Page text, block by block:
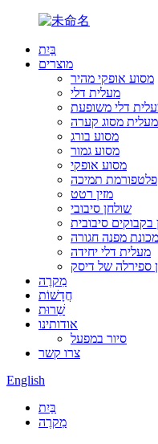
בַּיִת
מוצרים
מסוע אופקי מהיר
מעלית דלי
דלי משופעת
מעלית מסוג קערה
מסוע בורג
מסוע גמור
מסוע אופקי
פלטפורמת תמיכה
מזין רטט
שולחן סיבובי
בקבוקים סיבובית
מכונת מפנה חגורה
מעלית דלי יחידה
ספירלה של דיסק
מִקרֶה
חֲדָשׁוֹת
שֵׁרוּת
אודותינו
סיור במפעל
צרו קשר
English
בַּיִת
מִקרֶה